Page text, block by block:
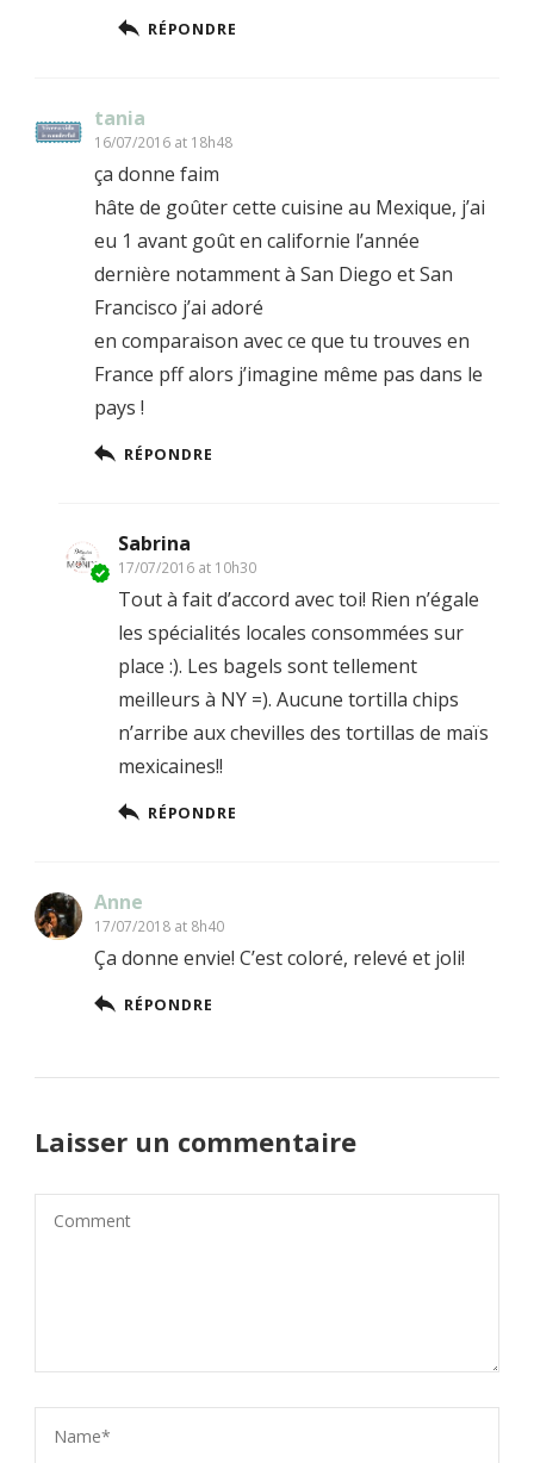
RÉPONDRE
tania
16/07/2016 at 18h48
ça donne faim
hâte de goûter cette cuisine au Mexique, j’ai
eu 1 avant goût en californie l’année
dernière notamment à San Diego et San
Francisco j’ai adoré
en comparaison avec ce que tu trouves en
France pff alors j’imagine même pas dans le
pays !
RÉPONDRE
Sabrina
17/07/2016 at 10h30
Tout à fait d’accord avec toi! Rien n’égale
les spécialités locales consommées sur
place :). Les bagels sont tellement
meilleurs à NY =). Aucune tortilla chips
n’arribe aux chevilles des tortillas de maïs
mexicaines!!
RÉPONDRE
Anne
17/07/2018 at 8h40
Ça donne envie! C’est coloré, relevé et joli!
RÉPONDRE
Laisser un commentaire